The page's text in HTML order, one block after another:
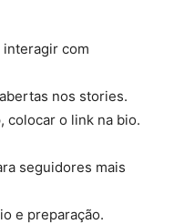
interagir com
nos stories.
colocar o link na bio.
seguidores mais
e preparação.